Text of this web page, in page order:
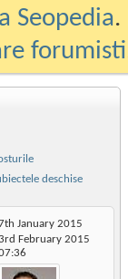
Seopedia.
forumisti
deschise
January 2015
February 2015